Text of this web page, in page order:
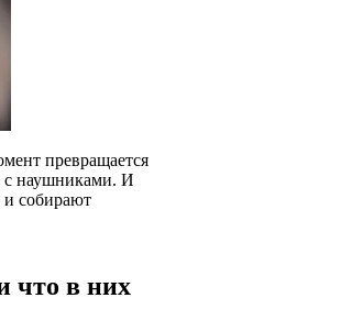
превращается
с наушниками. И
и собирают
что в них